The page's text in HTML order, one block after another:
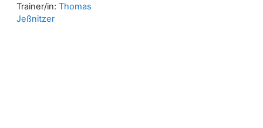
Trainer/in: Thomas
Jeßnitzer